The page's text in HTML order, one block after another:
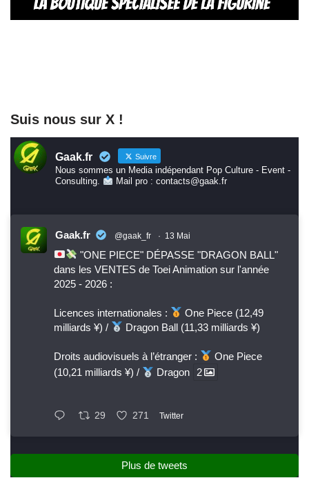
Suis nous sur X !
Gaak.fr Suivre
Nous sommes un Media indépendant Pop Culture - Event -
Consulting.
Mail pro : contacts@gaak.fr
Gaak.fr @gaak_fr · 13 Mai
"ONE PIECE" DÉPASSE "DRAGON BALL"
dans les VENTES de Toei Animation sur l'année
2025 - 2026 :
Licences internationales :
One Piece (12,49
milliards ¥) /
Dragon Ball (11,33 milliards ¥)
Droits audiovisuels à l’étranger :
One Piece
(10,21 milliards ¥) /
Dragon 2
29 271 Twitter
Plus de tweets